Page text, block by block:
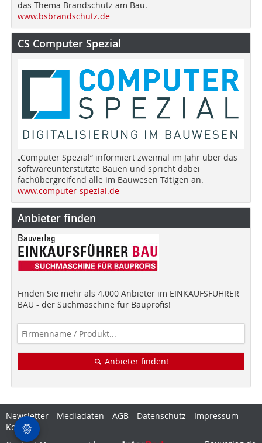
das Thema Brandschutz am Bau.
www.bsbrandschutz.de
CS Computer Spezial
„Computer Spezial“ informiert zweimal im Jahr über das
softwareunterstützte Bauen und spricht dabei
fachübergreifend alle im Bauwesen Tätigen an.
www.computer-spezial.de
Anbieter finden
Finden Sie mehr als 4.000 Anbieter im EINKAUFSFÜHRER
BAU - der Suchmaschine für Bauprofis!
Anbieter finden!
Newsletter Mediadaten AGB Datenschutz
Impressum
Kontakt